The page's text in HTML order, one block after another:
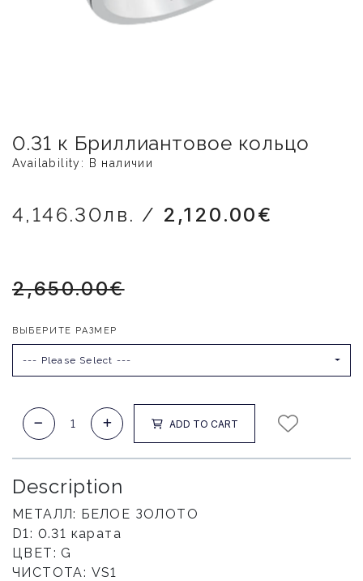
0.31 к Бриллиантовое кольцо
Availability: В наличии
4,146.30лв. / 2,120.00€
2,650.00€
ВЫБЕРИТЕ РАЗМЕР
--- Please Select ---
ADD TO CART
Description
МЕТАЛЛ: БЕЛОЕ ЗОЛОТО
D1: 0.31 карата
ЦВЕТ: G
ЧИСТОТА: VS1